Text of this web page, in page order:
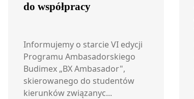
do współpracy
Informujemy o starcie VI edycji
Programu Ambasadorskiego
Budimex „BX Ambasador",
skierowanego do studentów
kierunków związanyc...